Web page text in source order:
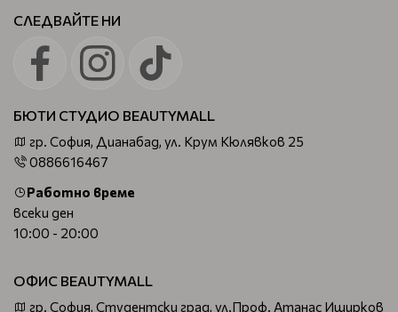
СЛЕДВАЙТЕ НИ
БЮТИ СТУДИО BEAUTYMALL
гр. София, Дианабад, ул. Крум Кюлявков 25
0886616467
Работно време
всеки ден
10:00 - 20:00
ОФИС BEAUTYMALL
гр. София, Студентски град, ул.Проф. Атанас Иширков